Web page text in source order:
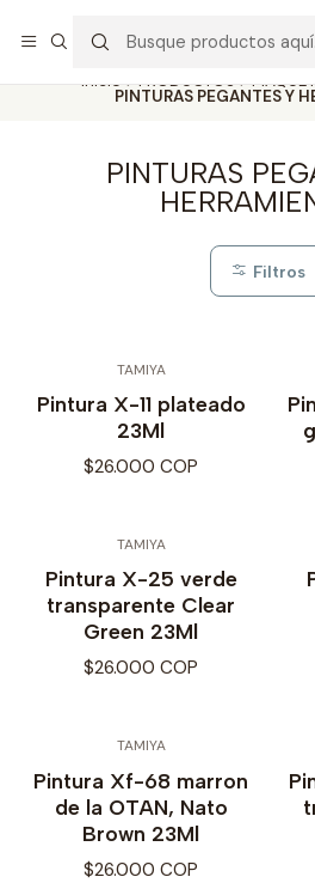
Inicio PRODUCTOS
PINTURAS PEGANTES Y
PINTURAS
Filtros
TAMIYA
Pintura X-11 plateado
23Ml
$26.000 COP
TAMIYA
Pintura X-25 verde
transparente Clear
Green 23Ml
$26.000 COP
TAMIYA
Pintura Xf-68 marron
de la OTAN, Nato
Brown 23Ml
$26.000 COP